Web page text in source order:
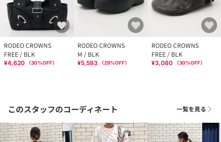
RODEO CROWNS
FREE / BLK
¥4,620 （30%OFF）
RODEO CROWNS
M / BLK
¥5,593 （29%OFF）
RODEO CROWNS
FREE / BLK
¥3,080 （30%OFF）
このスタッフのコーディネート 一覧を見る